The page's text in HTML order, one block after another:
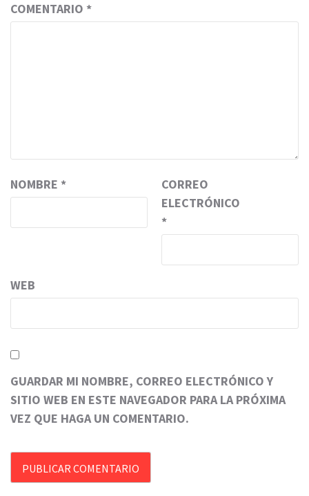
COMENTARIO *
NOMBRE *
CORREO
ELECTRÓNICO
*
WEB
GUARDAR MI NOMBRE, CORREO ELECTRÓNICO Y
SITIO WEB EN ESTE NAVEGADOR PARA LA PRÓXIMA
VEZ QUE HAGA UN COMENTARIO.